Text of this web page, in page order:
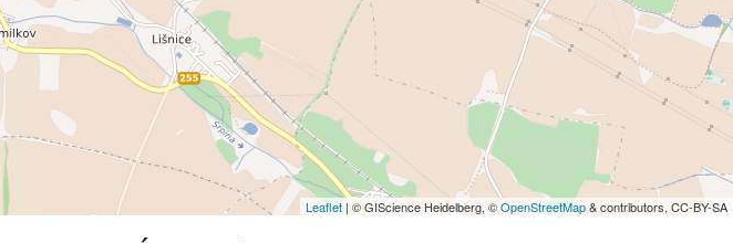
Leaflet | © GIScience Heidelberg, ©OpenStreetMap& contributors, CC-BY-SA